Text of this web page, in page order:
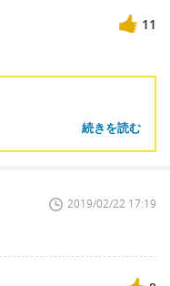
11
続きを読む
2019/02/22 17:19